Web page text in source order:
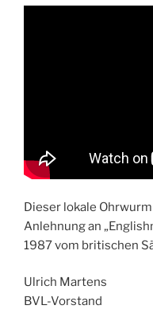
Dieser lokale
Anlehnung an
1987 vom britischen
Ulrich Martens
BVL-Vorstand